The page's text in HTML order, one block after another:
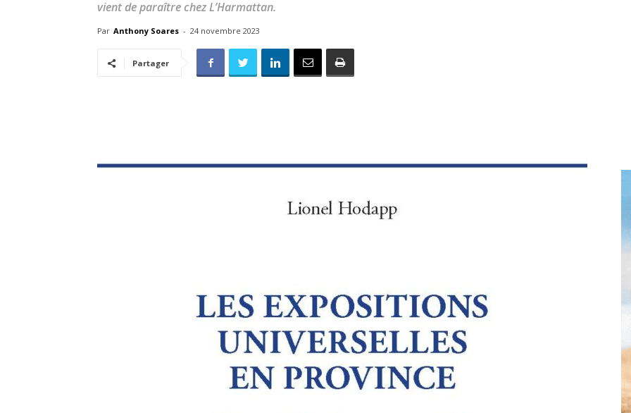
vient de paraître chez L’Harmattan.
Par Anthony Soares - 24 novembre 2023
Partager